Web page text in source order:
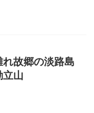
故郷の淡路島
立山